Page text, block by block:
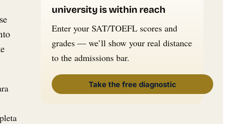
university is within reach
Enter your SAT/TOEFL scores and
grades — we’ll show your real distance
to the admissions bar.
Take the free diagnostic